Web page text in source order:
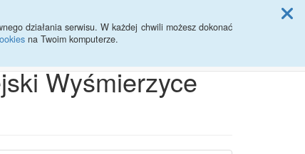
działania serwisu. W każdej chwili możesz dokonać
na Twoim komputerze.
Przycisk wyszukaj duży
Wyśmierzyce